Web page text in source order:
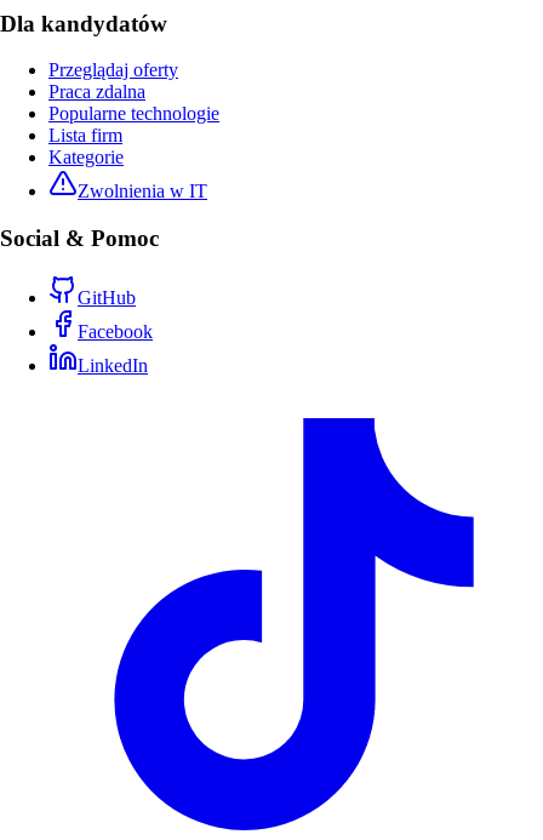
Dla kandydatów
Przeglądaj oferty
Praca zdalna
Popularne technologie
Lista firm
Kategorie
Zwolnienia w IT
Social & Pomoc
GitHub
Facebook
LinkedIn